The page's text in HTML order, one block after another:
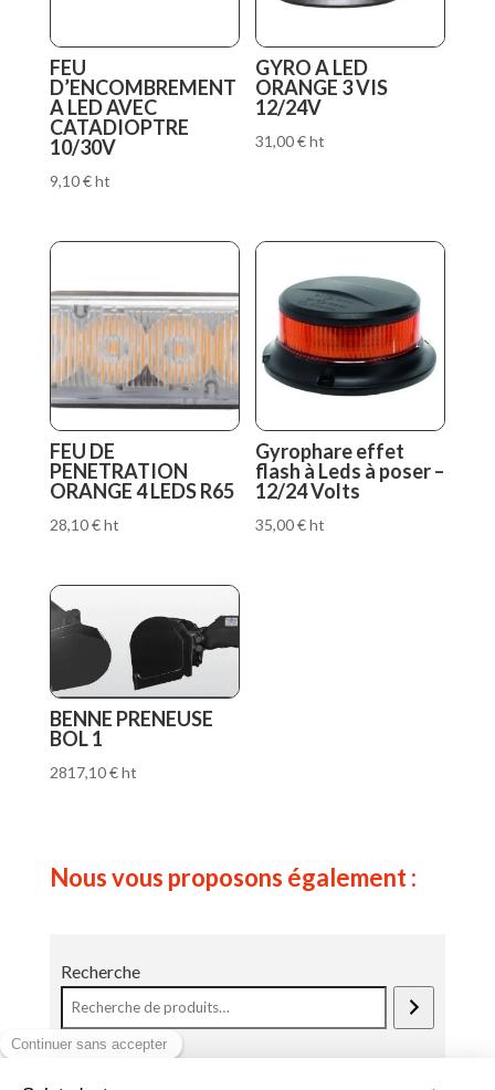
FEU
D’ENCOMBREMENT
A LED AVEC
CATADIOPTRE
10/30V
9,10€ht
GYRO A LED
ORANGE 3 VIS
12/24V
31,00€ht
FEU DE
PENETRATION
ORANGE 4 LEDS R65
28,10€ht
Gyrophare effet
flash à Leds à poser –
12/24 Volts
35,00€ht
BENNE PRENEUSE
BOL 1
2817,10€ht
Nous vous proposons également :
Recherche